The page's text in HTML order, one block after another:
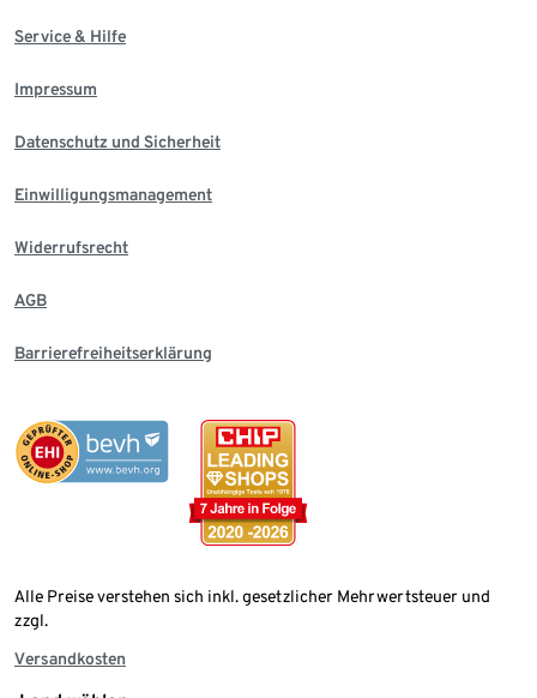
Service & Hilfe
Impressum
Datenschutz und Sicherheit
Einwilligungsmanagement
Widerrufsrecht
AGB
Barrierefreiheitserklärung
Alle Preise verstehen sich inkl. gesetzlicher Mehrwertsteuer und
zzgl.
Versandkosten